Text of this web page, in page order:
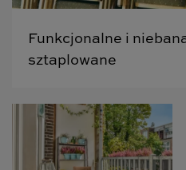
Funkcjonalne i
sztaplowane